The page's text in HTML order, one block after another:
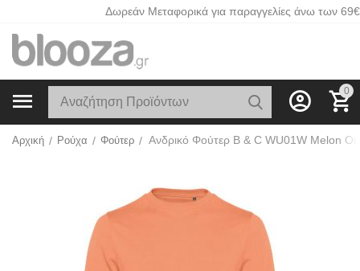
Δωρεάν Μεταφορικά για παραγγελίες άνω των 69€
0
Αρχική / Ρούχα / Φούτερ / Ανδρικό Φούτερ B & C WU01W Melon